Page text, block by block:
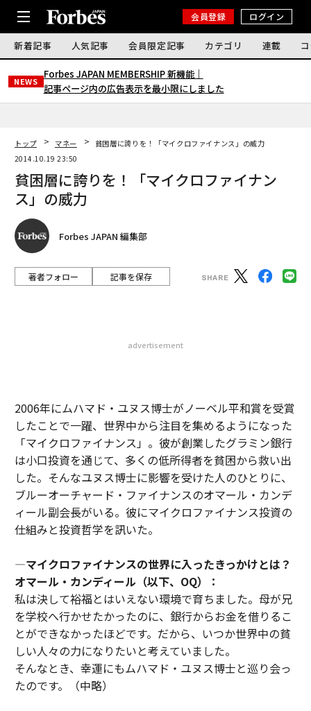
会員登録 ログイン
新着記事 人気記事 会員限定記事 カテゴリ 連載
NEWS
Forbes JAPAN MEMBERSHIP 新機能｜
記事ページ内の広告表示を最小限にしました
トップ マネー
貧困層に誇りを！「マイクロファイナンス」の威力
2014.10.19 23:50
貧困層に誇りを！「マイクロファイナン
ス」の威力
Forbes JAPAN 編集部
著者フォロー 記事を保存
advertisement
2006年にムハマド・ユヌス博士がノーベル平和賞を受賞
したことで一躍、世界中から注目を集めるようになった
「マイクロファイナンス」。彼が創業したグラミン銀行
は小口投資を通じて、多くの低所得者を貧困から救い出
した。そんなユヌス博士に影響を受けた人のひとりに、
ブルーオーチャード・ファイナンスのオマール・カンデ
ィール副会長がいる。彼にマイクロファイナンス投資の
仕組みと投資哲学を訊いた。
―マイクロファイナンスの世界に入ったきっかけとは？
オマール・カンディール（以下、OQ）：
私は決して裕福とはいえない環境で育ちました。母が兄
を学校へ行かせたかったのに、銀行からお金を借りるこ
とができなかったほどです。だから、いつか世界中の貧
しい人々の力になりたいと考えていました。
そんなとき、幸運にもムハマド・ユヌス博士と巡り会っ
たのです。（中略）